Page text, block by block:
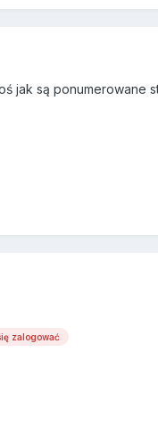
jak są ponumerowane
zalogować